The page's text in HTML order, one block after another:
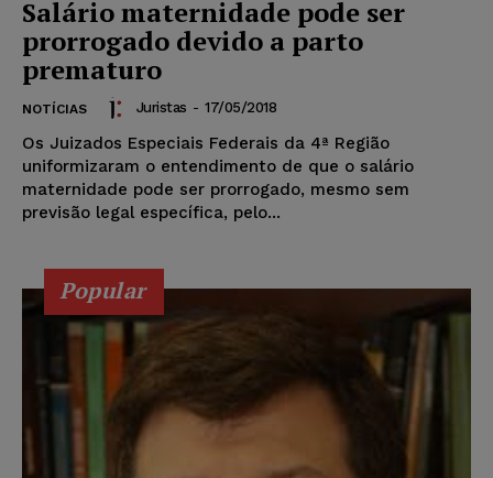
Salário maternidade pode ser
prorrogado devido a parto
prematuro
NOTÍCIAS Juristas - 17/05/2018
Os Juizados Especiais Federais da 4ª Região
uniformizaram o entendimento de que o salário
maternidade pode ser prorrogado, mesmo sem
previsão legal específica, pelo...
Popular